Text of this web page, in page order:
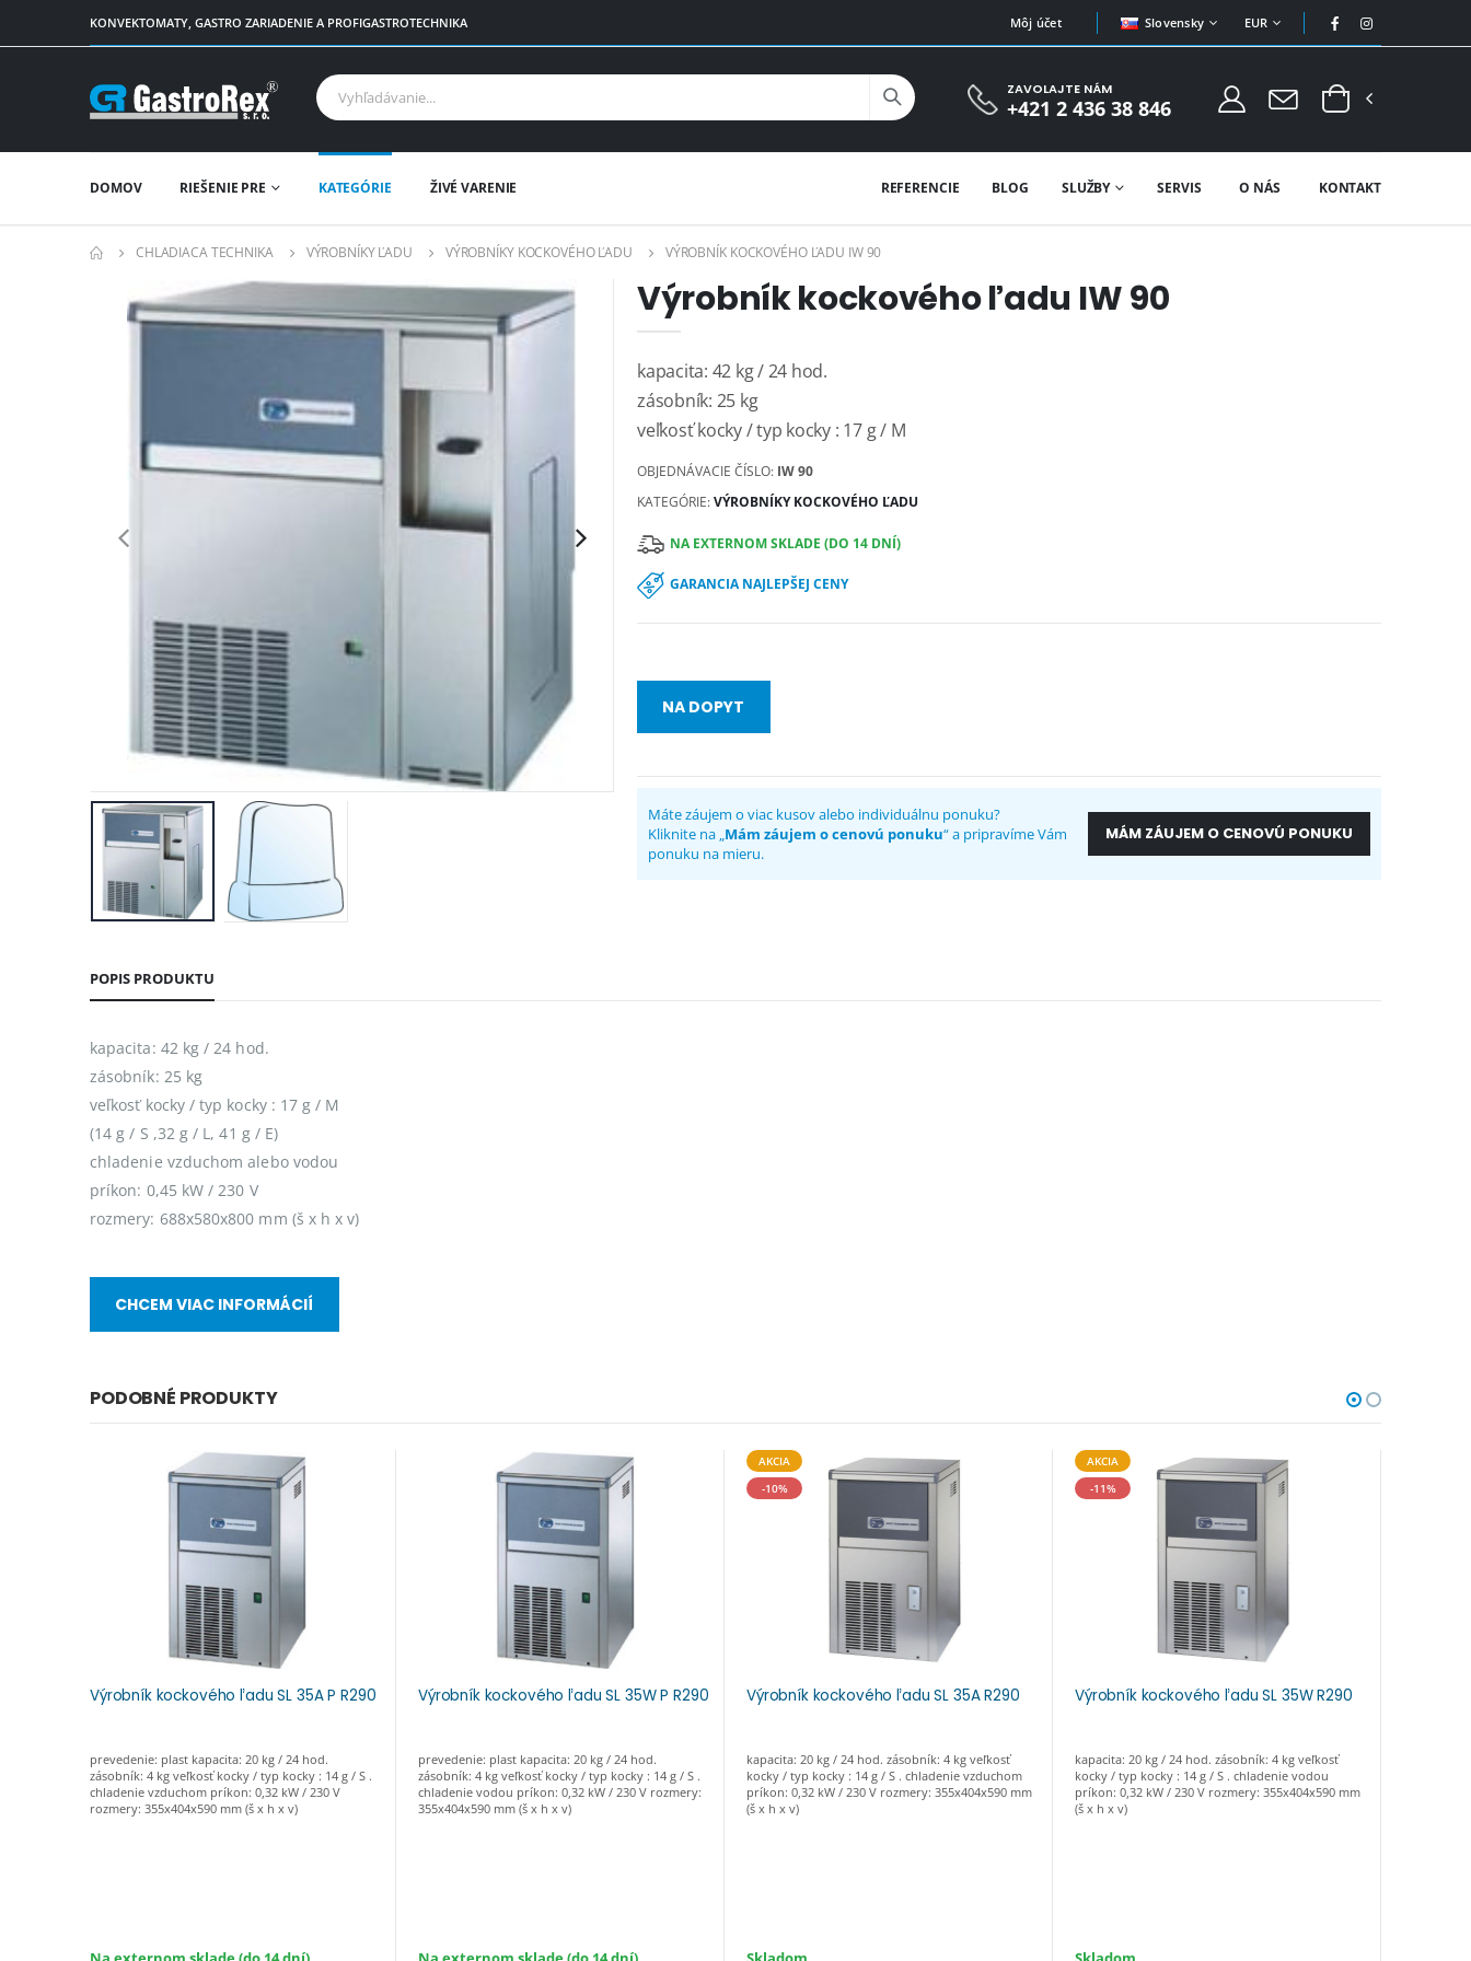
KONVEKTOMATY, GASTRO ZARIADENIE A PROFIGASTROTECHNIKA Môj účet Slovensky EUR
ZAVOLAJTE NÁM
+421 2 436 38 846
DOMOV RIEŠENIE PRE KATEGÓRIE ŽIVÉ VARENIE KONTAKT
O NÁS
SERVIS
SLUŽBY
BLOG
REFERENCIE
CHLADIACA TECHNIKA VÝROBNÍKY ĽADU VÝROBNÍKY KOCKOVÉHO ĽADU VÝROBNÍK KOCKOVÉHO ĽADU IW 90
Výrobník kockového ľadu IW 90
kapacita: 42 kg / 24 hod.
zásobník: 25 kg
veľkosť kocky / typ kocky : 17 g / M
OBJEDNÁVACIE ČÍSLO: IW 90
KATEGÓRIE:VÝROBNÍKY KOCKOVÉHO ĽADU
NA EXTERNOM SKLADE (DO 14 DNÍ)
GARANCIA NAJLEPŠEJ CENY
NA DOPYT
Máte záujem o viac kusov alebo individuálnu ponuku?
Kliknite na „Mám záujem o cenovú ponuku“ a pripravíme Vám
ponuku na mieru.
MÁM ZÁUJEM O CENOVÚ PONUKU
POPIS PRODUKTU
kapacita: 42 kg / 24 hod.
zásobník: 25 kg
veľkosť kocky / typ kocky : 17 g / M
(14 g / S ,32 g / L, 41 g / E)
chladenie vzduchom alebo vodou
príkon: 0,45 kW / 230 V
rozmery: 688x580x800 mm (š x h x v)
CHCEM VIAC INFORMÁCIÍ
PODOBNÉ PRODUKTY
Výrobník kockového ľadu SL 35A P R290
prevedenie: plast kapacita: 20 kg / 24 hod.
zásobník: 4 kg veľkosť kocky / typ kocky : 14 g / S .
chladenie vzduchom príkon: 0,32 kW / 230 V
rozmery: 355x404x590 mm (š x h x v)
Výrobník kockového ľadu SL 35W P R290
prevedenie: plast kapacita: 20 kg / 24 hod.
zásobník: 4 kg veľkosť kocky / typ kocky : 14 g / S .
chladenie vodou príkon: 0,32 kW / 230 V rozmery:
355x404x590 mm (š x h x v)
AKCIA
-10%
Výrobník kockového ľadu SL 35A R290
kapacita: 20 kg / 24 hod. zásobník: 4 kg veľkosť
kocky / typ kocky : 14 g / S . chladenie vzduchom
príkon: 0,32 kW / 230 V rozmery: 355x404x590 mm
(š x h x v)
AKCIA
-11%
Výrobník kockového ľadu SL 35W R290
kapacita: 20 kg / 24 hod. zásobník: 4 kg veľkosť
kocky / typ kocky : 14 g / S . chladenie vodou
príkon: 0,32 kW / 230 V rozmery: 355x404x590 mm
(š x h x v)